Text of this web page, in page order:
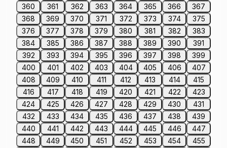
360
361 362 363 364 365 366
367
368
369 370 371 372 373 374
375
376
377 378 379 380 381 382
383
384
385 386 387 388 389 390
391
392
393 394 395 396 397 398
399
400
401 402 403 404 405 406
407
408
409 410 411 412 413 414
415
416
417 418 419 420 421 422
423
424
425 426 427 428 429 430
431
432
433 434 435 436 437 438
439
440
441 442 443 444 445 446
447
448
449 450 451 452 453 454
455